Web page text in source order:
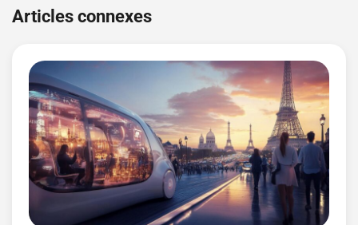
de
Articles connexes